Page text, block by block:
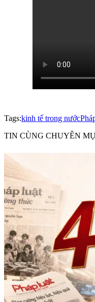
Tags:kinh tế trong nước
TIN CÙNG CHUYÊN